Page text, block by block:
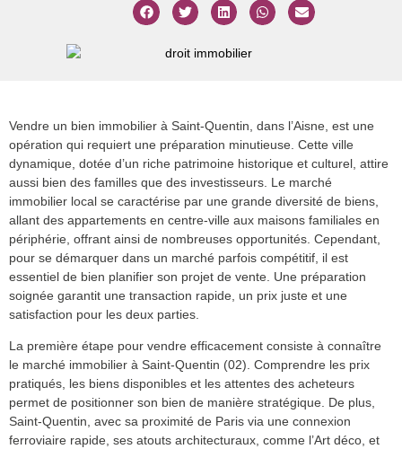
Vendre un bien immobilier à Saint-Quentin, dans l’Aisne, est une
opération qui requiert une préparation minutieuse. Cette ville
dynamique, dotée d’un riche patrimoine historique et culturel, attire
aussi bien des familles que des investisseurs. Le marché
immobilier local se caractérise par une grande diversité de biens,
allant des appartements en centre-ville aux maisons familiales en
périphérie, offrant ainsi de nombreuses opportunités. Cependant,
pour se démarquer dans un marché parfois compétitif, il est
essentiel de bien planifier son projet de vente. Une préparation
soignée garantit une transaction rapide, un prix juste et une
satisfaction pour les deux parties.
La première étape pour vendre efficacement consiste à connaître
le marché immobilier à Saint-Quentin (02). Comprendre les prix
pratiqués, les biens disponibles et les attentes des acheteurs
permet de positionner son bien de manière stratégique. De plus,
Saint-Quentin, avec sa proximité de Paris via une connexion
ferroviaire rapide, ses atouts architecturaux, comme l’Art déco, et